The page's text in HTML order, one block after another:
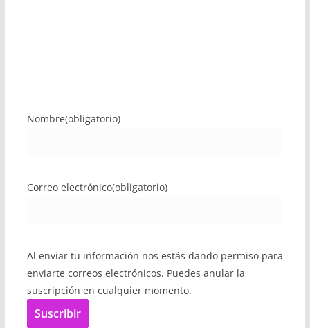
Nombre(obligatorio)
Correo electrónico(obligatorio)
Al enviar tu información nos estás dando permiso para
enviarte correos electrónicos. Puedes anular la
suscripción en cualquier momento.
Suscribir